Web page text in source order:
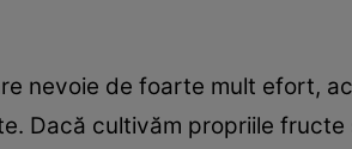
nevoie de foarte mult efort,
Dacă cultivăm propriile fructe